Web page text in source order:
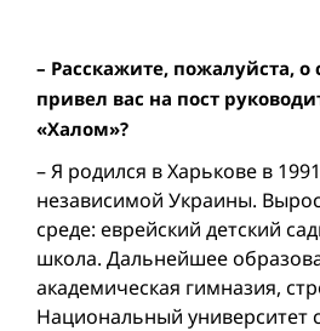
– Расскажите, пожалуйста, о
привел вас на пост
«Халом»?
– Я родился в Харькове в
независимой Украины.
среде: еврейский детский
школа. Дальнейшее
академическая гимназия,
Национальный университет